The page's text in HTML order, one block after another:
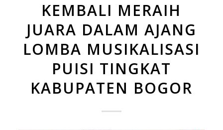
KEMBALI MERAIH
JUARA DALAM AJANG
LOMBA MUSIKALISASI
PUISI TINGKAT
KABUPATEN BOGOR